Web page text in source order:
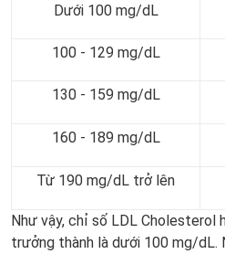
Dưới 100 mg/dL
100 - 129 mg/dL
130 - 159 mg/dL
160 - 189 mg/dL
Từ 190 mg/dL trở lên
Như vậy, chỉ số LDL Cholesterol
trưởng thành là dưới 100 mg/dL.